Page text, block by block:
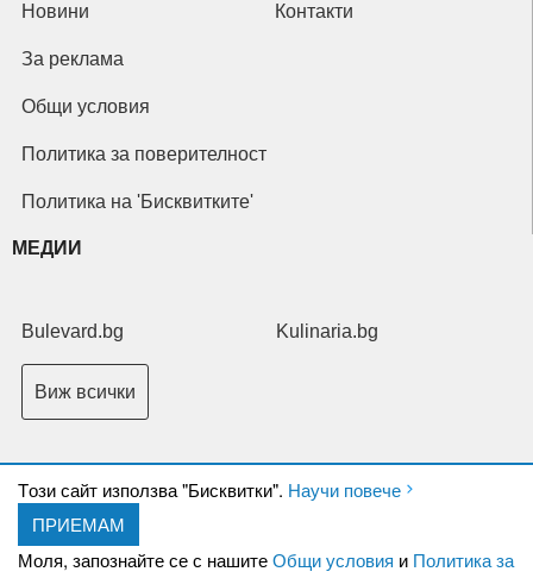
Tози сайт използва "Бисквитки". Научи повече
ПРИЕМАМ
Моля, запознайте се с нашитеОбщи условия и Политика за
Новини Контакти
За реклама
Общи условия
Политика за поверителност
Политика на 'Бисквитките'
МЕДИИ
Bulevard.bg Kulinaria.bg
Виж всички
Copyright © 2026 Ксениум ООД. Всички права запазени.
XeniumCompany.com